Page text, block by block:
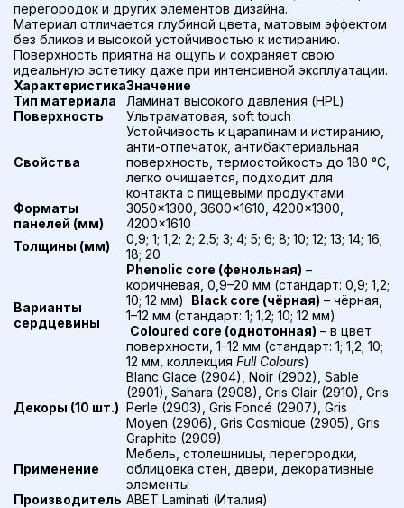
перегородок и других элементов дизайна.
Материал отличается глубиной цвета, матовым эффектом
без бликов и высокой устойчивостью к истиранию.
Поверхность приятна на ощупь и сохраняет свою
идеальную эстетику даже при интенсивной эксплуатации.
ХарактеристикаЗначение
Тип материала
Ламинат высокого давления (HPL)
Поверхность
Ультраматовая, soft touch
Свойства
Устойчивость к царапинам и истиранию,
анти-отпечаток, антибактериальная
поверхность, термостойкость до 180 °C,
легко очищается, подходит для
контакта с пищевыми продуктами
Форматы
панелей (мм)
3050×1300, 3600×1610, 4200×1300,
4200×1610
Толщины (мм)
0,9; 1; 1,2; 2; 2,5; 3; 4; 5; 6; 8; 10; 12; 13; 14; 16;
18; 20
Варианты
сердцевины
Phenolic core (фенольная) –
коричневая, 0,9–20 мм (стандарт: 0,9; 1,2;
10; 12 мм) Black core (чёрная) – чёрная,
1–12 мм (стандарт: 1; 1,2; 10; 12 мм)
Coloured core (однотонная) – в цвет
поверхности, 1–12 мм (стандарт: 1; 1,2; 10;
12 мм, коллекция Full Colours)
Декоры (10 шт.)
Blanc Glace (2904), Noir (2902), Sable
(2901), Sahara (2908), Gris Clair (2910), Gris
Perle (2903), Gris Foncé (2907), Gris
Moyen (2906), Gris Cosmique (2905), Gris
Graphite (2909)
Применение
Мебель, столешницы, перегородки,
облицовка стен, двери, декоративные
элементы
Производитель ABET Laminati (Италия)